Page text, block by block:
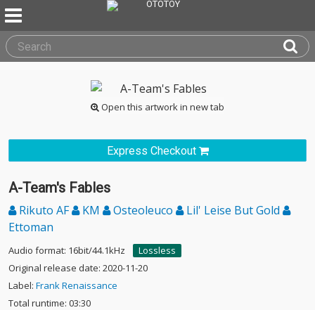
Open this artwork in new tab
Express Checkout
A-Team's Fables
Rikuto AF KM Osteoleuco
Lil' Leise But Gold
Ettoman
Audio format: 16bit/44.1kHz
Lossless
Original release date: 2020-11-20
Label: Frank Renaissance
Total runtime: 03:30